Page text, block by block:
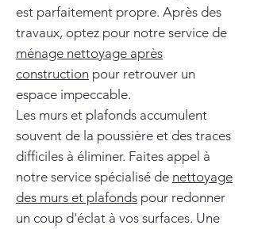
est parfaitement propre. Après des
travaux, optez pour notre service de
ménage nettoyage après
construction pour retrouver un
espace impeccable.
Les murs et plafonds accumulent
souvent de la poussière et des traces
difficiles à éliminer. Faites appel à
notre service spécialisé de nettoyage
des murs et plafonds pour redonner
un coup d'éclat à vos surfaces. Une